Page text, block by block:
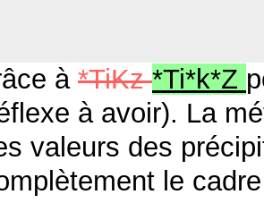
à *TiKz*Ti*k*Z
à avoir). La
valeurs des
le